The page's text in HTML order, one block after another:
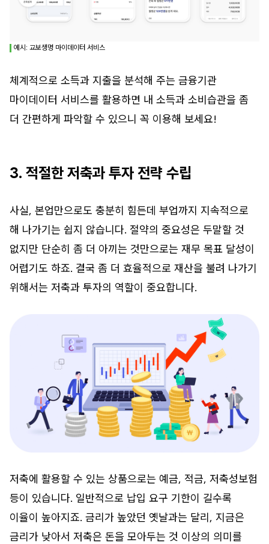
예시: 교보생명 마이데이터 서비스
체계적으로 소득과 지출을 분석해 주는 금융기관
마이데이터 서비스를 활용하면 내 소득과 소비습관을 좀
더 간편하게 파악할 수 있으니 꼭 이용해 보세요!
3. 적절한 저축과 투자 전략 수립
사실, 본업만으로도 충분히 힘든데 부업까지 지속적으로
해 나가기는 쉽지 않습니다. 절약의 중요성은 두말할 것
없지만 단순히 좀 더 아끼는 것만으로는 재무 목표 달성이
어렵기도 하죠. 결국 좀 더 효율적으로 재산을 불려 나가기
위해서는 저축과 투자의 역할이 중요합니다.
저축에 활용할 수 있는 상품으로는 예금, 적금, 저축성보험
등이 있습니다. 일반적으로 납입 요구 기한이 길수록
이율이 높아지죠. 금리가 높았던 옛날과는 달리, 지금은
금리가 낮아서 저축은 돈을 모아두는 것 이상의 의미를